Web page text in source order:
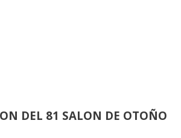
DEL 81 SALON DE OTOÑO